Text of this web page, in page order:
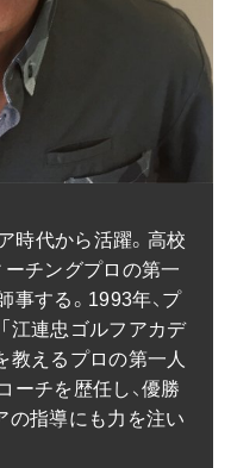
時代から活躍。高校
ーチングプロの第一
事する。1993年、プ
江連忠ゴルフアカデ
教えるプロの第一人
ーチを歴任し、優勝
の指導にも力を注い